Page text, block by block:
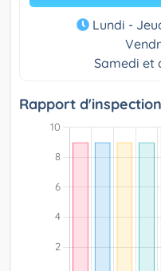
Lundi -
Samedi et
Rapport